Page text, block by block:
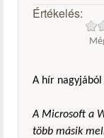
Értékelés:
A hír nagyjából
A Microsoft a
több másik